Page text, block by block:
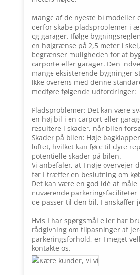
Mange af de nyeste bilmodeller
derfor skabe pladsproblemer i
og garager. Ifølge
en højgrænse på 2,5 meter i
begrænser muligheden for at
carporte eller garager. Den
mange eksisterende bygninger
ikke overens med denne
medføre følgende udfordringer:
Pladsproblemer: Det kan være
en høj bil i en carport eller
resultere i skader, når bilen
Skader på bilen: Høje
loftet, hvilket kan føre til dyre
potentielle skader på bilen.
Vi anbefaler, at I nøje overvejer
før I træffer en beslutning om
Det kan være en god idé at måle
nuværende parkeringsfaciliteter
de passer til den bil, I anskaffer
Hvis I har spørgsmål eller har
rådgivning om tilpasninger af
parkeringsforhold, er I meget
kontakte os.